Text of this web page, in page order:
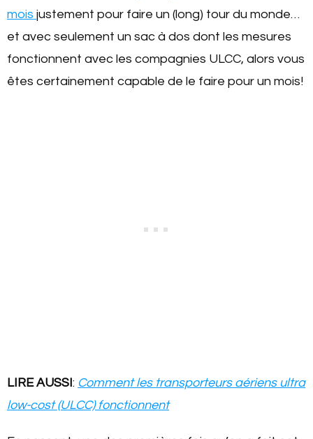
mois justement pour faire un (long) tour du monde…
et avec seulement un sac à dos dont les mesures
fonctionnent avec les compagnies ULCC, alors vous
êtes certainement capable de le faire pour un mois!
LIRE AUSSI : Comment les transporteurs aériens ultra
low-cost (ULCC) fonctionnent